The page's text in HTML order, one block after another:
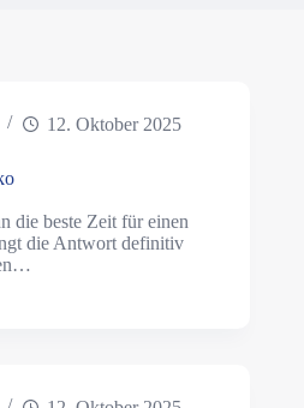
12. Oktober 2025
die beste Zeit für einen
die Antwort definitiv